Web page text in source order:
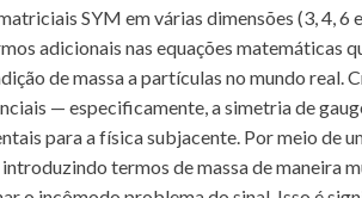
SYM em várias dimensões (3, 4, 6
adicionais nas equações matemáticas
de massa a partículas no mundo real.
— especificamente, a simetria de
para a física subjacente. Por meio de
termos de massa de maneira